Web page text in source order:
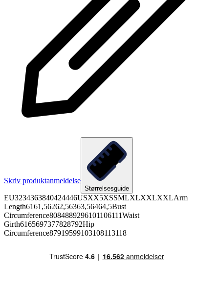
Skriv produktanmeldelse
Størrelsesguide
EU3234363840424446USXX5XSSMLXLXXLXXLArm
Length6161,56262,56363,56464,5Bust
Circumference8084889296101106111Waist
Girth6165697377828792Hip
Circumference87919599103108113118